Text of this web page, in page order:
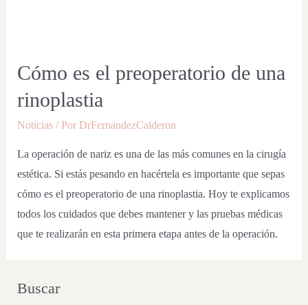
Cómo es el preoperatorio de una
rinoplastia
Noticias/ Por DrFernandezCalderon
La operación de nariz es una de las más comunes en la cirugía
estética. Si estás pesando en hacértela es importante que sepas
cómo es el preoperatorio de una rinoplastia. Hoy te explicamos
todos los cuidados que debes mantener y las pruebas médicas
que te realizarán en esta primera etapa antes de la operación.
Buscar